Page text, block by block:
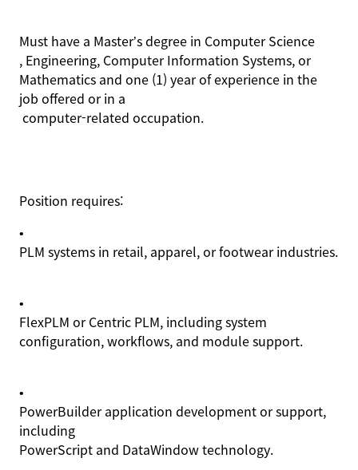
Must have a Master’s degree in Computer Science
, Engineering, Computer Information Systems, or
Mathematics and one (1) year of experience in the
job offered or in a
computer-related occupation.
Position requires:
•
PLM systems in retail, apparel, or footwear industries.
•
FlexPLM or Centric PLM, including system
configuration, workflows, and module support.
•
PowerBuilder application development or support,
including
PowerScript and DataWindowtechnology.